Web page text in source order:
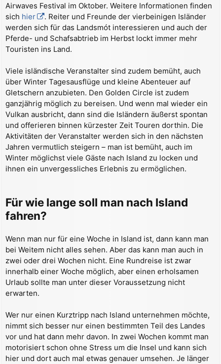
Airwaves Festival im Oktober. Weitere Informationen finden
sich hier
. Reiter und Freunde der vierbeinigen Isländer
werden sich für das Landsmót interessieren und auch der
Pferde- und Schafsabtrieb im Herbst lockt immer mehr
Touristen ins Land.
Viele isländische Veranstalter sind zudem bemüht, auch
über Winter Tagesausflüge und kleine Abenteuer auf
Gletschern anzubieten. Den Golden Circle ist zudem
ganzjährig möglich zu bereisen. Und wenn mal wieder ein
Vulkan ausbricht, dann sind die Isländern äußerst spontan
und offerieren binnen kürzester Zeit Touren dorthin. Die
Aktivitäten der Veranstalter werden sich in den nächsten
Jahren vermutlich steigern – man ist bemüht, auch im
Winter möglichst viele Gäste nach Island zu locken und
ihnen ein unvergessliches Erlebnis zu ermöglichen.
Für wie lange soll man nach Island
fahren?
Wenn man nur für eine Woche in Island ist, dann kann man
bei Weitem nicht alles sehen. Aber das kann man auch in
zwei oder drei Wochen nicht. Eine Rundreise ist zwar
innerhalb einer Woche möglich, aber einen erholsamen
Urlaub sollte man unter dieser Voraussetzung nicht
erwarten.
Wer nur einen Kurztripp nach Island unternehmen möchte,
nimmt sich besser nur einen bestimmten Teil des Landes
vor und hat dann mehr davon. In zwei Wochen kommt man
motorisiert schon ohne Stress um die Insel und kann sich
hier und dort auch mal etwas genauer umsehen. Je länger